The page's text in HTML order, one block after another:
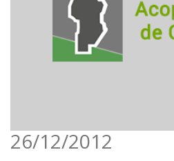
26/12/2012